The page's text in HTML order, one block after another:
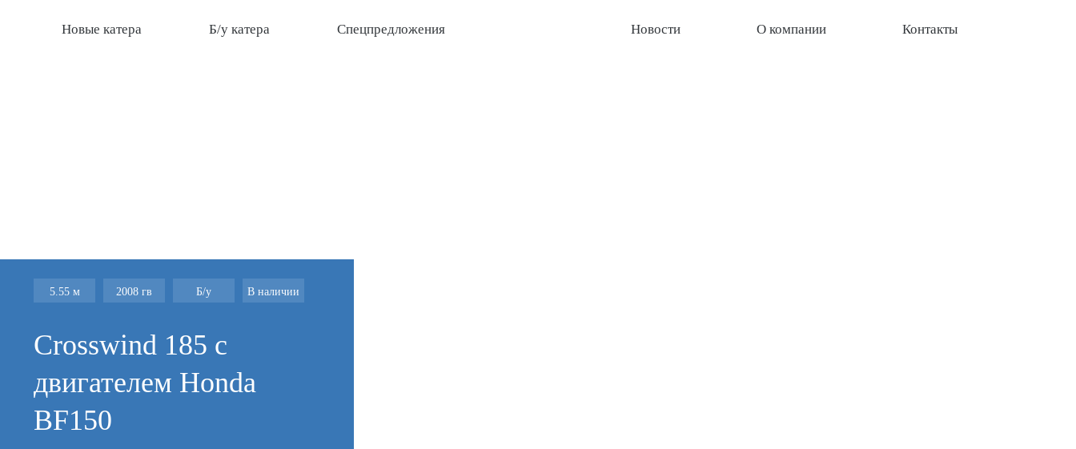
Новые катера Б/у катера Спецпредложения Новости О компании Контакты
5.55 м 2008 гв Б/у В наличии
Crosswind 185 с
двигателем Honda
BF150